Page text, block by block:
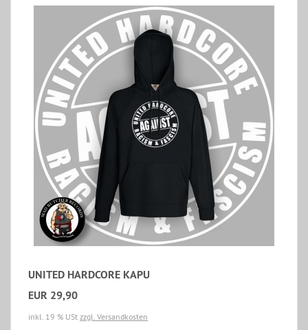
UNITED HARDCORE KAPU
EUR 29,90
inkl. 19 % USt zzgl. Versandkosten